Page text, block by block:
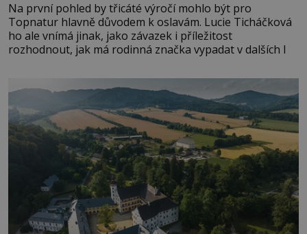
Na první pohled by třicáté výročí mohlo být pro
Topnatur hlavně důvodem k oslavám. Lucie Ticháčková
ho ale vnímá jinak, jako závazek i příležitost
rozhodnout, jak má rodinná značka vypadat v dalších l